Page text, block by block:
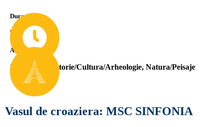
Durată
7-9 Nopti
Atracții
Insule/Plaje Istorie/Cultura/Arheologie, Natura/Peisaje
Vasul de croaziera: MSC SINFONIA